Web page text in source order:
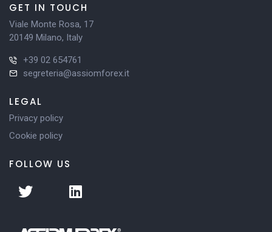
GET IN TOUCH
Viale Monte Rosa, 17
20149 Milano, Italy
+39 02 654761
segreteria@assiomforex.it
LEGAL
Privacy policy
Cookie policy
FOLLOW US